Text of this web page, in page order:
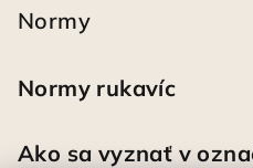
Normy
Normy rukavíc
Ako sa vyznať v